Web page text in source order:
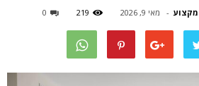
מקצוע - מאי 9, 2026 219
0